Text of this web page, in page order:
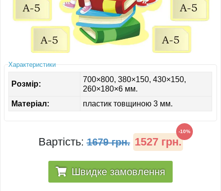
ІНШЕ
Характеристики
Розмір:
700×800, 380×150, 430×150,
260×180×6 мм.
Матеріал:
пластик товщиною 3 мм.
Вартість: 1679 грн. 1527 грн.
-10%
Швидке замовлення